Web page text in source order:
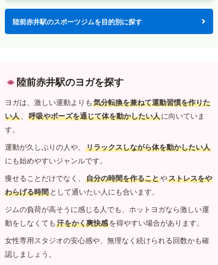
陸前赤井駅のスポーツジムを目的別に探す
陸前赤井駅のヨガを探す
ヨガは、激しい運動よりも 気分転換を兼ねて運動習慣を作りた
い人 、 呼吸やポーズを通じて体を動かしたい人に向いていま
す。
運動が久しぶりの人や、
リラックスしながら体を動かしたい人
にも始めやすいジャンルです。
痩せることだけでなく、
自分の時間を作ることやストレスをや
わらげる時間 として通いたい人にも合います。
ジムの負荷が高そうに感じる人でも、ホットヨガなら激しい運
動をしなくても 汗をかく爽快感 を得やすい場合があります。
女性専用スタジオの安心感や、無理なく続けられる回数かも確
認しましょう。